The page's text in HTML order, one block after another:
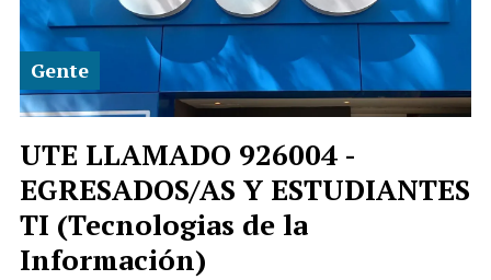
UTE LLAMADO 926004 -
EGRESADOS/AS Y ESTUDIANTES
TI (Tecnologias de la
Información)
Gente